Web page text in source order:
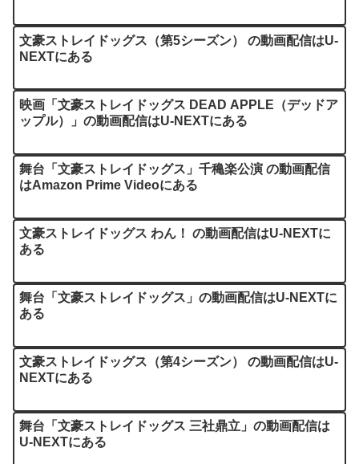
文豪ストレイドッグス（第5シーズン） の動画配信はU-
NEXTにある
映画「文豪ストレイドッグス DEAD APPLE（デッドア
ップル）」の動画配信はU-NEXTにある
舞台「文豪ストレイドッグス」千穐楽公演 の動画配信
はAmazon Prime Videoにある
文豪ストレイドッグス わん！ の動画配信はU-NEXTに
ある
舞台「文豪ストレイドッグス」の動画配信はU-NEXTに
ある
文豪ストレイドッグス（第4シーズン） の動画配信はU-
NEXTにある
舞台「文豪ストレイドッグス 三社鼎立」の動画配信は
U-NEXTにある